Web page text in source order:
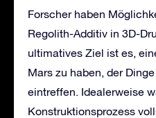
Forscher haben
Regolith-Additiv in 3D-
ultimatives Ziel ist es,
Mars zu haben, der
eintreffen. Idealerweise
Konstruktionsprozess